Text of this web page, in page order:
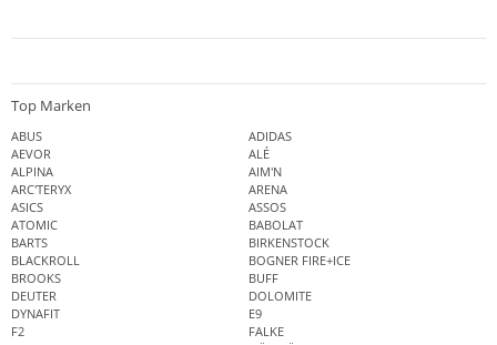
Top Marken
ABUS
ADIDAS
AEVOR
ALÉ
ALPINA
AIM'N
ARC'TERYX
ARENA
ASICS
ASSOS
ATOMIC
BABOLAT
BARTS
BIRKENSTOCK
BLACKROLL
BOGNER FIRE+ICE
BROOKS
BUFF
DEUTER
DOLOMITE
DYNAFIT
E9
F2
FALKE